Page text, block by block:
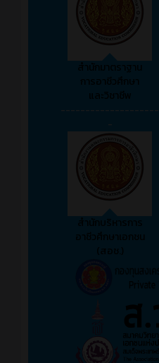
สำนักมาตราฐาน
การอาชีวศึกษา
และวิชาชีพ
--------------------
-
สำนักบริหารการ
อาชีวศึกษาเอกชน
(สอช.)